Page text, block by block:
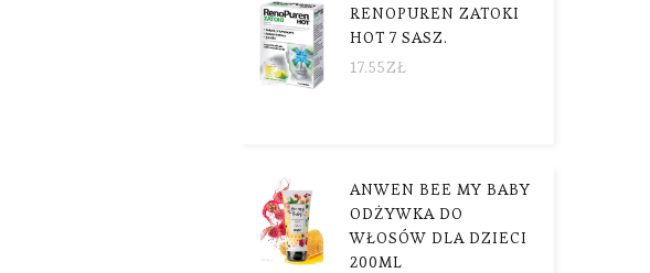
RENOPUREN ZATOKI
HOT 7 SASZ.
17.55ZŁ
ANWEN BEE MY BABY
ODŻYWKA DO
WŁOSÓW DLA DZIECI
200ML